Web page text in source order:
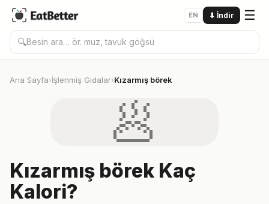
EN ⬇ İndir ☰
🔍
Ana Sayfa›İşlenmiş Gıdalar›Kızarmış börek
🥟
Kızarmış börek Kaç
Kalori?